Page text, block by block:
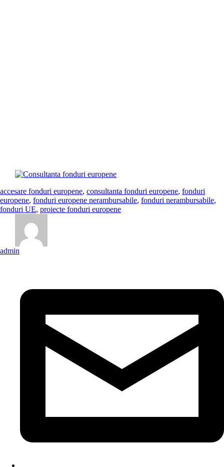
accesare fonduri europene, consultanta fonduri europene, fonduri
europene, fonduri europene nerambursabile, fonduri nerambursabile,
fonduri UE, proiecte fonduri europene
admin